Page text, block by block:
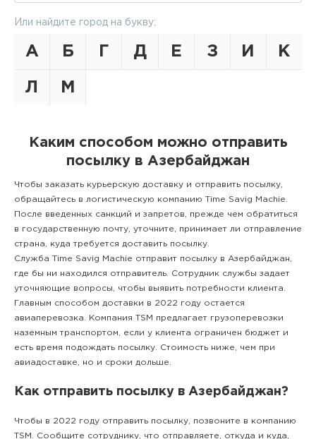
Или найдите город на букву:
А Б Г Д Е З И К
Л М
Каким способом можно отправить
посылку в Азербайджан
Чтобы заказать курьерскую доставку и отправить посылку,
обращайтесь в логистическую компанию Time Savig Machie.
После введенных санкций и запретов, прежде чем обратиться
в государственную почту, уточните, принимает ли отправление
страна, куда требуется доставить посылку.
Служба Time Savig Machie отправит посылку в Азербайджан,
где бы ни находился отправитель. Сотрудник службы задает
уточняющие вопросы, чтобы выявить потребности клиента.
Главным способом доставки в 2022 году остается
авиаперевозка. Компания TSM предлагает грузоперевозки
наземным транспортом, если у клиента ограничен бюджет и
есть время подождать посылку. Стоимость ниже, чем при
авиадоставке, но и сроки дольше.
Как отправить посылку в Азербайджан?
Чтобы в 2022 году отправить посылку, позвоните в компанию
TSM. Сообщите сотруднику, что отправляете, откуда и куда,